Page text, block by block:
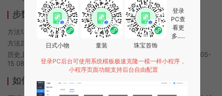
步数宝小程序使用方法
方法1. 使用微信扫描本页面上方二维码进入步数宝的小程序
方法2. 在微信中搜索“步数宝”即可进入小程序
历史上的今时小程序由步数宝团队开发，易企达小程序商店于2022-05-
15 08:37发布
如何开发类似步数宝的小程序
日式小物 童装 珠宝首饰
登录
PC查
看更
多.....
登录PC后台可使用系统模板极速克隆一模一样小程序，
小程序页面功能支持后台自由配置